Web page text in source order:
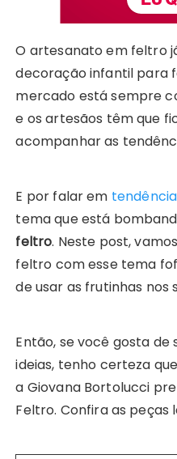
O artesanato em feltro
decoração infantil para
mercado está sempre
e os artesãos têm que
acompanhar as
E por falar em
tema que está
feltro. Neste post,
feltro com esse tema
de usar as frutinhas nos
Então, se você gosta de
ideias, tenho certeza
a Giovana Bortolucci
Feltro. Confira as peças